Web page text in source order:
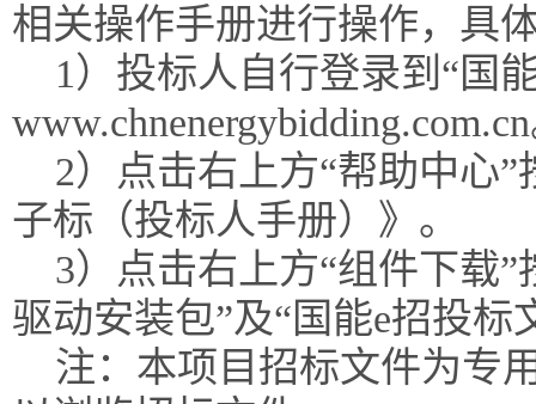
相关操作手册进行操作，具
1）投标人自行登录到“国
2）点击右上方“帮助中心
子标（投标人手册）》。
3）点击右上方“组件下载
驱动安装包”及“国能e招投标
注：本项目招标文件为专